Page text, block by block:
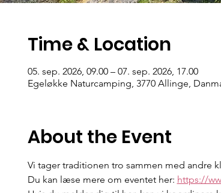
Time & Location
05. sep. 2026, 09.00 – 07. sep. 2026, 17.00
Egeløkke Naturcamping, 3770 Allinge,
About the Event
Vi tager traditionen tro sammen med andre
Du kan læse mere om eventet her: https://